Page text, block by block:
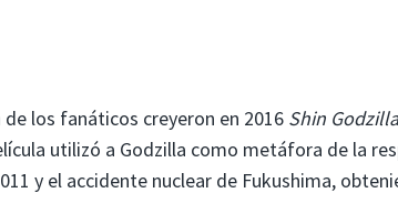
los fanáticos creyeron en 2016 Shin Godzilla
utilizó a Godzilla como metáfora de la
y el accidente nuclear de Fukushima,